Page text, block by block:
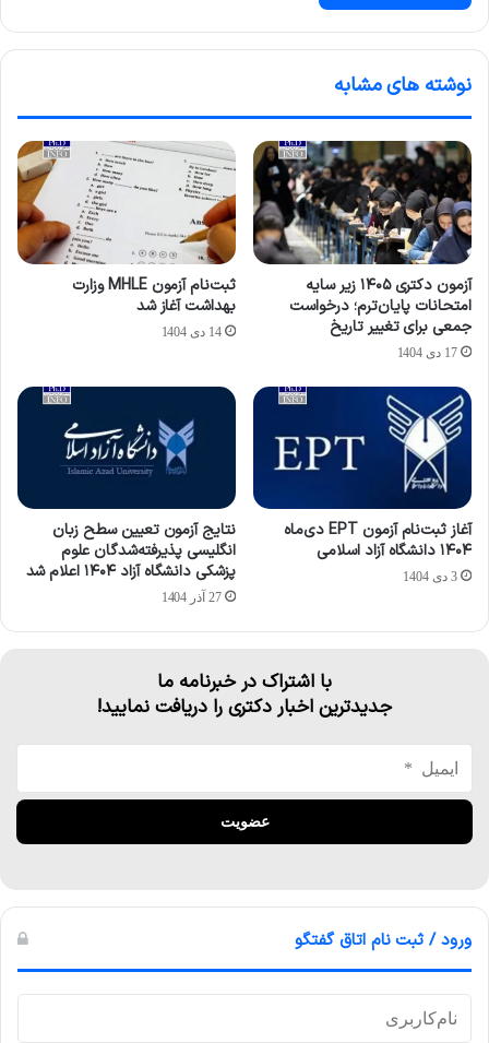
نوشته های مشابه
آزمون دکتری ۱۴۰۵ زیر سایه
امتحانات پایان‌ترم؛ درخواست
جمعی برای تغییر تاریخ
17 دی 1404
ثبت‌نام آزمون MHLE وزارت
بهداشت آغاز شد
14 دی 1404
آغاز ثبت‌نام آزمون EPT دی‌ماه
۱۴۰۴ دانشگاه آزاد اسلامی
3 دی 1404
نتایج آزمون تعیین سطح زبان
انگلیسی پذیرفته‌شدگان علوم
پزشکی دانشگاه آزاد ۱۴۰۴ اعلام شد
27 آذر 1404
با اشتراک در خبرنامه ما
جدیدترین اخبار دکتری را دریافت نمایید!
ورود / ثبت نام اتاق گفتگو